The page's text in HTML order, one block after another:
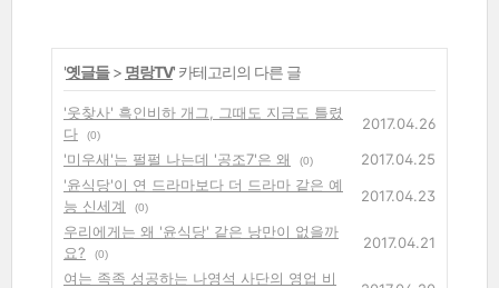
'옛글들> 명랑TV' 카테고리의 다른 글
'웃찾사' 흑인비하 개그, 그때도 지금도 틀렸
다
(0)
2017.04.26
'미우새'는 펄펄 나는데 '공조7'은 왜
(0)
2017.04.25
'윤식당'이 연 드라마보다 더 드라마 같은 예
능 신세계
(0)
2017.04.23
우리에게는 왜 '윤식당' 같은 낭만이 없을까
요?
(0)
2017.04.21
여는 족족 성공하는 나영석 사단의 영업 비